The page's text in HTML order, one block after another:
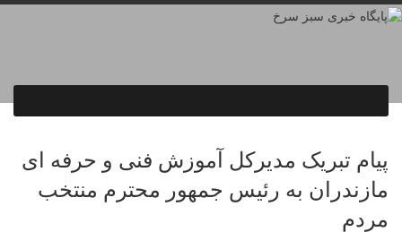
پیام تبریک مدیرکل آموزش فنی و حرفه ای
مازندران به رئیس جمهور محترم منتخب
مردم